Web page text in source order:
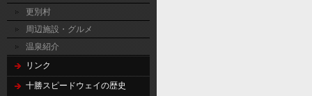
更別村
周辺施設・グルメ
温泉紹介
リンク
十勝スピードウェイの歴史